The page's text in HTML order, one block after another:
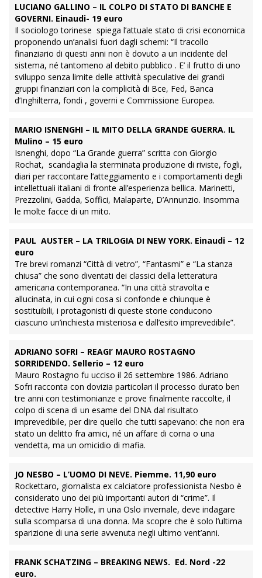
LUCIANO GALLINO – IL COLPO DI STATO DI BANCHE E
GOVERNI. Einaudi- 19 euro
Il sociologo torinese spiega l’attuale stato di crisi economica
proponendo un’analisi fuori dagli schemi: “Il tracollo
finanziario di questi anni non è dovuto a un incidente del
sistema, né tantomeno al debito pubblico . E’ il frutto di uno
sviluppo senza limite delle attività speculative dei grandi
gruppi finanziari con la complicità di Bce, Fed, Banca
d’Inghilterra, fondi , governi e Commissione Europea.
MARIO ISNENGHI – IL MITO DELLA GRANDE GUERRA. IL
Mulino – 15 euro
Isnenghi, dopo “La Grande guerra” scritta con Giorgio
Rochat, scandaglia la sterminata produzione di riviste, fogli,
diari per raccontare l’atteggiamento e i comportamenti degli
intellettuali italiani di fronte all’esperienza bellica. Marinetti,
Prezzolini, Gadda, Soffici, Malaparte, D’Annunzio. Insomma
le molte facce di un mito.
PAUL AUSTER – LA TRILOGIA DI NEW YORK. Einaudi – 12
euro
Tre brevi romanzi “Città di vetro”, “Fantasmi” e “La stanza
chiusa” che sono diventati dei classici della letteratura
americana contemporanea. “In una città stravolta e
allucinata, in cui ogni cosa si confonde e chiunque è
sostituibili, i protagonisti di queste storie conducono
ciascuno un’inchiesta misteriosa e dall’esito imprevedibile”.
ADRIANO SOFRI – REAGI’ MAURO ROSTAGNO
SORRIDENDO. Sellerio – 12 euro
Mauro Rostagno fu ucciso il 26 settembre 1986. Adriano
Sofri racconta con dovizia particolari il processo durato ben
tre anni con testimonianze e prove finalmente raccolte, il
colpo di scena di un esame del DNA dal risultato
imprevedibile, per dire quello che tutti sapevano: che non era
stato un delitto fra amici, né un affare di corna o una
vendetta, ma un omicidio di mafia.
JO NESBO – L’UOMO DI NEVE. Piemme. 11,90 euro
Rockettaro, giornalista ex calciatore professionista Nesbo è
considerato uno dei più importanti autori di “crime”. Il
detective Harry Holle, in una Oslo invernale, deve indagare
sulla scomparsa di una donna. Ma scopre che è solo l’ultima
sparizione di una serie avvenuta negli ultimo vent’anni.
FRANK SCHATZING – BREAKING NEWS. Ed. Nord -22
euro.